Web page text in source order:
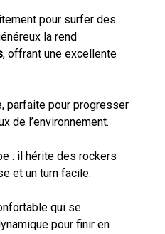
pour surfer des
la rend
, offrant une excellente
parfaite pour progresser
de l’environnement.
: il hérite des rockers
et un turn facile.
qui se
pour finir en